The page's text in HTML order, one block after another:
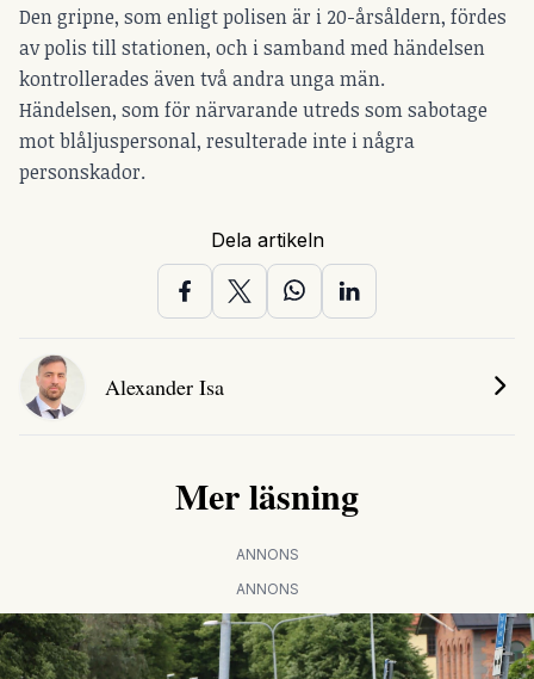
Den gripne, som enligt polisen är i 20-årsåldern, fördes
av polis till stationen, och i samband med händelsen
kontrollerades även två andra unga män.
Händelsen, som för närvarande utreds som sabotage
mot blåljuspersonal, resulterade inte i några
personskador.
Dela artikeln
Alexander Isa
Mer läsning
ANNONS
ANNONS